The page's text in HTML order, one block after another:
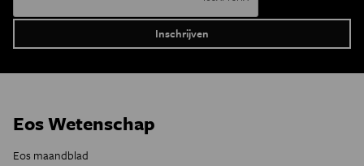
Eos Wetenschap
Eos maandblad